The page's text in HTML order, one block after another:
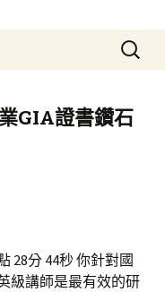
搜
尋
鍵
字:
GIA證書鑽石
28分 44秒你針對國
級講師是最有效的研